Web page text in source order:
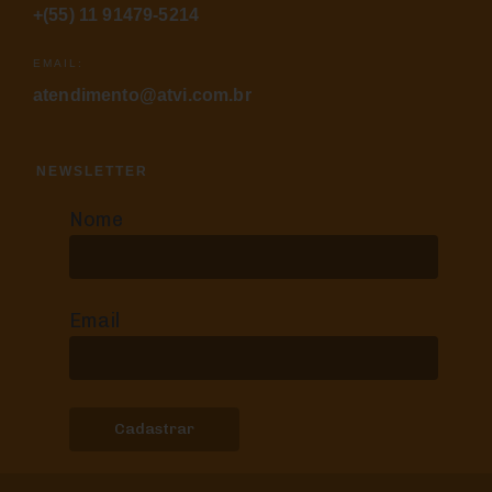
+(55) 11 91479-5214
EMAIL:
atendimento@atvi.com.br
NEWSLETTER
Nome
Email